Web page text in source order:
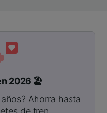
2026 🏖️
Ahorra hasta
de tren